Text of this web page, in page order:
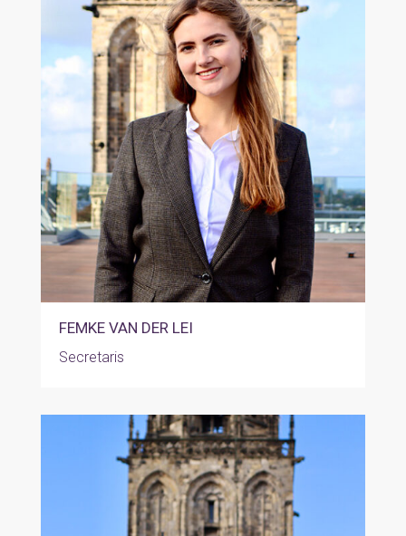
FEMKE VAN DER LEI
Secretaris